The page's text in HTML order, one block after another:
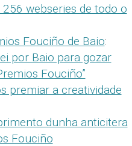
webseries de todo o
Fouciño de Baio:
por Baio para gozar
Fouciño”
premiar a creatividade
dunha anticitera
Fouciño